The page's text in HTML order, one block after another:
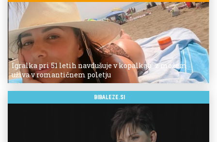
Igralka pri 51 letih navdušuje v kopalkah: z možem
uživa v romantičnem poletju
BIBALEZE.SI